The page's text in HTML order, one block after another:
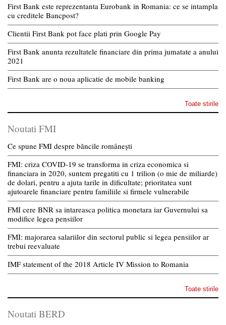
First Bank este reprezentanta Eurobank in Romania: ce se intampla
cu creditele Bancpost?
Clientii First Bank pot face plati prin Google Pay
First Bank anunta rezultatele financiare din prima jumatate a anului
2021
First Bank are o noua aplicatie de mobile banking
Toate stirile
Noutati FMI
Ce spune FMI despre băncile românești
FMI: criza COVID-19 se transforma in criza economica si
financiara in 2020, suntem pregatiti cu 1 trilion (o mie de miliarde)
de dolari, pentru a ajuta tarile in dificultate; prioritatea sunt
ajutoarele financiare pentru familiile si firmele vulnerabile
FMI cere BNR sa intareasca politica monetara iar Guvernului sa
modifice legea pensiilor
FMI: majorarea salariilor din sectorul public si legea pensiilor ar
trebui reevaluate
IMF statement of the 2018 Article IV Mission to Romania
Toate stirile
Noutati BERD